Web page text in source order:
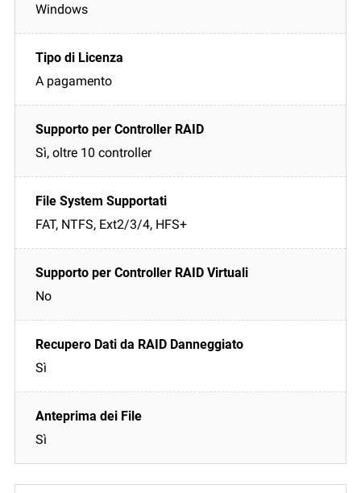
Windows
A pagamento
Sì, oltre 10 controller
FAT, NTFS, Ext2/3/4, HFS+
No
Sì
Sì